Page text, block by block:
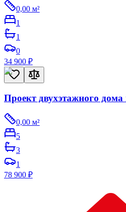
0,00 м²
1
1
0
34 900 ₽
Проект двухэтажного дома
0,00 м²
5
3
1
78 900 ₽